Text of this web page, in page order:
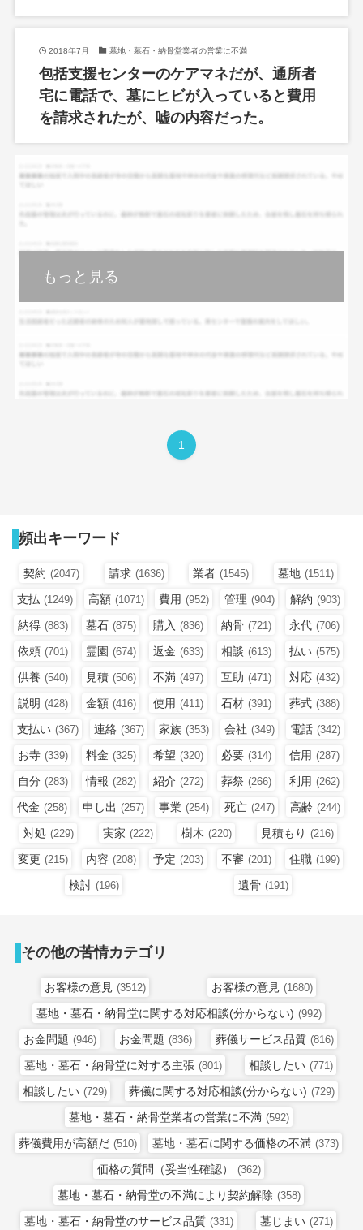
2018年7月 墓地・墓石・納骨堂業者の営業に不満
包括支援センターのケアマネだが、通所者
宅に電話で、墓にヒビが入っていると費用
を請求されたが、嘘の内容だった。
もっと見る
1
頻出キーワード
契約 (2047) 請求 (1636) 業者 (1545) 墓地 (1511)
支払 (1249) 高額 (1071) 費用 (952) 管理 (904) 解約 (903)
納得 (883) 墓石 (875) 購入 (836) 納骨 (721) 永代 (706)
依頼 (701) 霊園 (674) 返金 (633) 相談 (613) 払い (575)
供養 (540) 見積 (506) 不満 (497) 互助 (471) 対応 (432)
説明 (428) 金額 (416) 使用 (411) 石材 (391) 葬式 (388)
支払い (367) 連絡 (367) 家族 (353) 会社 (349) 電話 (342)
お寺 (339) 料金 (325) 希望 (320) 必要 (314) 信用 (287)
自分 (283) 情報 (282) 紹介 (272) 葬祭 (266) 利用 (262)
代金 (258) 申し出 (257) 事業 (254) 死亡 (247) 高齢 (244)
対処 (229) 実家 (222) 樹木 (220) 見積もり (216)
変更 (215) 内容 (208) 予定 (203) 不審 (201) 住職 (199)
検討 (196) 遺骨 (191)
その他の苦情カテゴリ
お客様の意見 (3512) お客様の意見 (1680)
墓地・墓石・納骨堂に関する対応相談(分からない) (992)
お金問題 (946) お金問題 (836) 葬儀サービス品質 (816)
墓地・墓石・納骨堂に対する主張 (801) 相談したい (771)
相談したい (729) 葬儀に関する対応相談(分からない) (729)
墓地・墓石・納骨堂業者の営業に不満 (592)
葬儀費用が高額だ (510) 墓地・墓石に関する価格の不満 (373)
価格の質問（妥当性確認） (362)
墓地・墓石・納骨堂の不満により契約解除 (358)
墓地・墓石・納骨堂のサービス品質 (331) 墓じまい (271)